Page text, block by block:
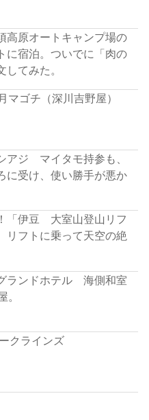
高原オートキャンプ場の
に宿泊。ついでに「肉の
してみた。
マゴチ（深川吉野屋）
アジ マイタモ持参も、
に受け、使い勝手が悪か
「伊豆 大室山登山リフ
リフトに乗って天空の絶
ランドホテル 海側和室
。
クラインズ